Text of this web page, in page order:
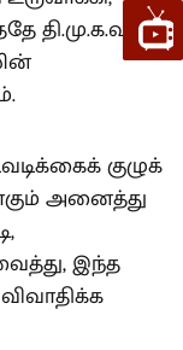
தி.மு.க.வும்
குழுக்
அனைத்து
இந்த